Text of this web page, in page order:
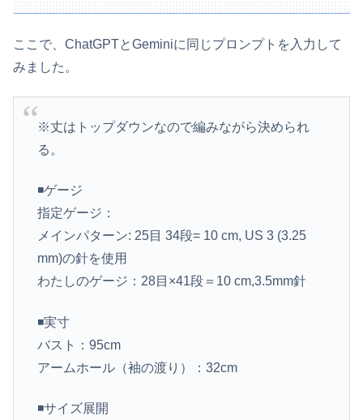
ここで、ChatGPTとGeminiに同じプロンプトを入力して
みました。
※丈はトップダウンなので編みながら決められ
る。
◾️ゲージ
指定ゲージ：
メインパターン: 25目 34段= 10 cm, US 3 (3.25
mm)の針を使用
わたしのゲージ：28目×41段＝10 cm,3.5mm針
◾️実寸
バスト：95cm
アームホール（袖の渡り）：32cm
◾️サイズ展開